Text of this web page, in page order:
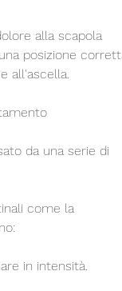
posizione
all'ascella.
da una serie di
come la
in intensità.